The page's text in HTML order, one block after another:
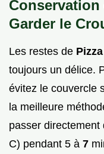
Conservation
Garder le
Les restes de
toujours un délice.
évitez le couvercle
la meilleure
passer
C) pendant 5 à 7